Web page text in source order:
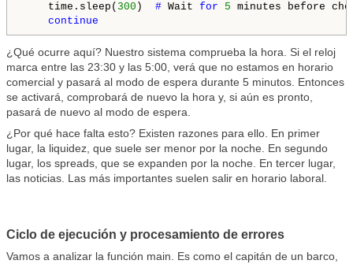
time.sleep( 300 ) # Wait for 5 minutes before
continue
¿Qué ocurre aquí? Nuestro sistema comprueba la hora. Si el reloj
marca entre las 23:30 y las 5:00, verá que no estamos en horario
comercial y pasará al modo de espera durante 5 minutos. Entonces
se activará, comprobará de nuevo la hora y, si aún es pronto,
pasará de nuevo al modo de espera.
¿Por qué hace falta esto? Existen razones para ello. En primer
lugar, la liquidez, que suele ser menor por la noche. En segundo
lugar, los spreads, que se expanden por la noche. En tercer lugar,
las noticias. Las más importantes suelen salir en horario laboral.
Ciclo de ejecución y procesamiento de errores
Vamos a analizar la función main. Es como el capitán de un barco,